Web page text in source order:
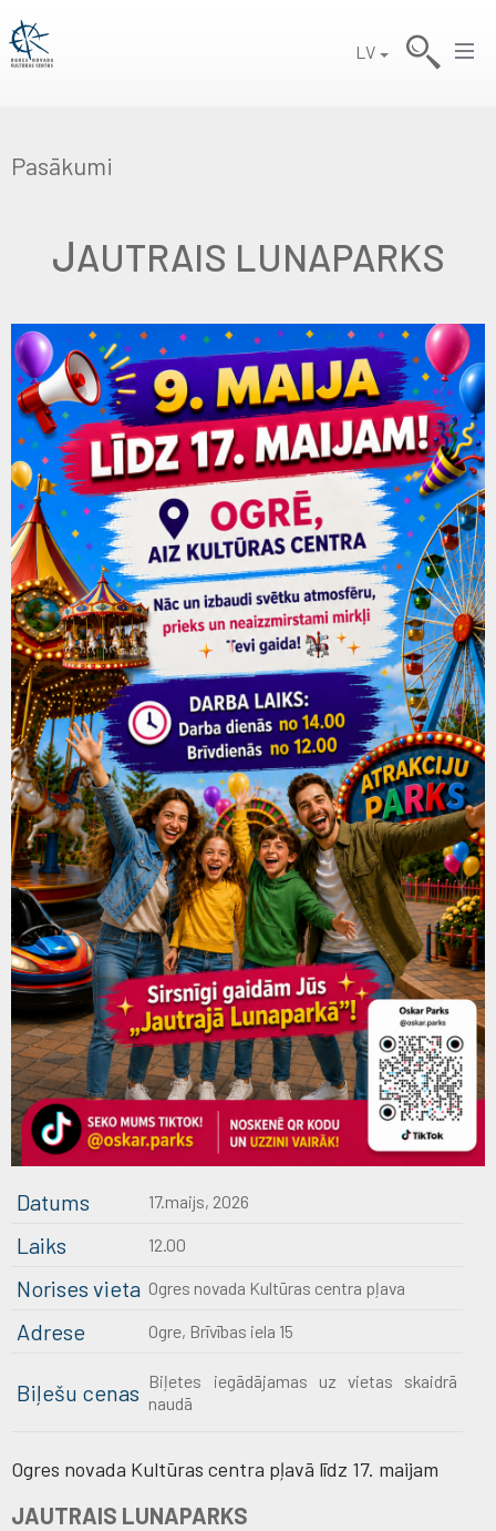
LV
Pasākumi
JAUTRAIS LUNAPARKS
Datums 17.maijs, 2026
Laiks 12.00
Norises vieta Ogres novada Kultūras centra pļava
Adrese Ogre, Brīvības iela 15
Biļešu cenas Biļetes iegādājamas uz vietas skaidrā
naudā
Ogres novada Kultūras centra pļavā līdz 17. maijam
JAUTRAIS LUNAPARKS